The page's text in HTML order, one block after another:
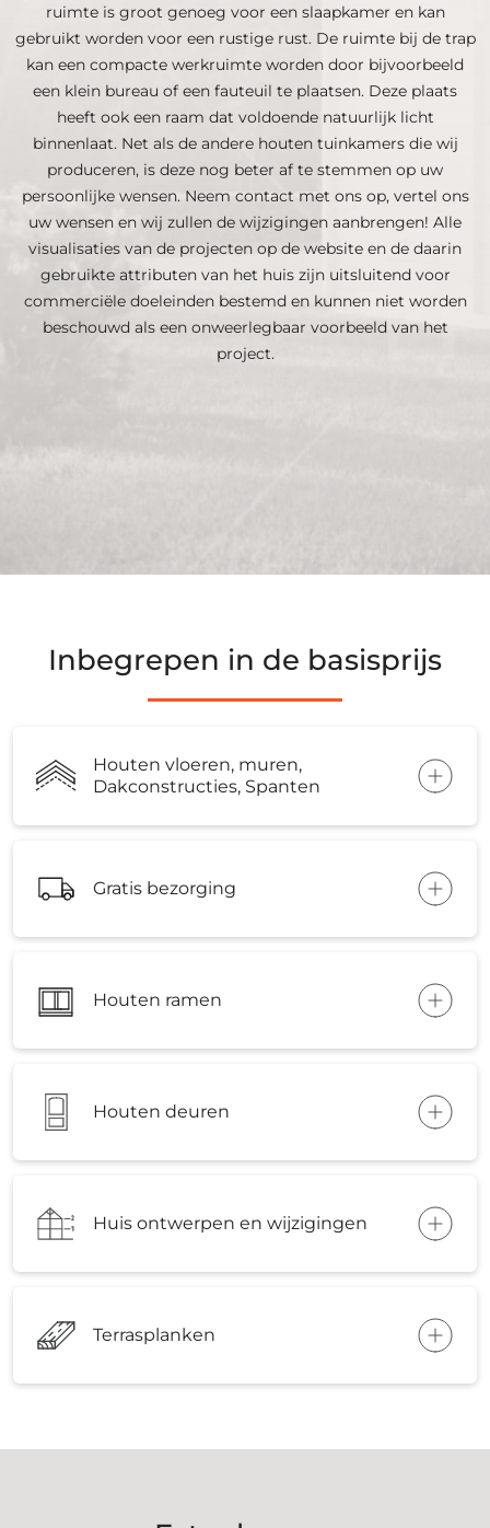
ruimte is groot genoeg voor een slaapkamer en kan
gebruikt worden voor een rustige rust. De ruimte bij de trap
kan een compacte werkruimte worden door bijvoorbeeld
een klein bureau of een fauteuil te plaatsen. Deze plaats
heeft ook een raam dat voldoende natuurlijk licht
binnenlaat. Net als de andere houten tuinkamers die wij
produceren, is deze nog beter af te stemmen op uw
persoonlijke wensen. Neem contact met ons op, vertel ons
uw wensen en wij zullen de wijzigingen aanbrengen! Alle
visualisaties van de projecten op de website en de daarin
gebruikte attributen van het huis zijn uitsluitend voor
commerciële doeleinden bestemd en kunnen niet worden
beschouwd als een onweerlegbaar voorbeeld van het
project.
Inbegrepen in de basisprijs
Houten vloeren, muren,
Dakconstructies, Spanten
Gratis bezorging
Houten ramen
Houten deuren
Huis ontwerpen en wijzigingen
Terrasplanken